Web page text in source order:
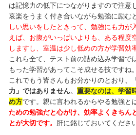
は記憶力の低下につながりますので注意
哀楽をうまく付き合いながら勉強に励む
しい思いをしたときって、勉強にも力が
えば、お腹がいっぱいよりも、ある程度
しますし、室温は少し低めの方が学習効
これら全て、テスト前の詰め込み学習で
もった学習があってこそ成せる技ですね。
これでもう皆さんもお分かりのとおり、
力」ではありません。 重要なのは、学習
め方です。親に言われるからやる勉強と
ための勉強だと心がけ、効率よくきちん
とが大切です。 肝に銘じておいてくださ